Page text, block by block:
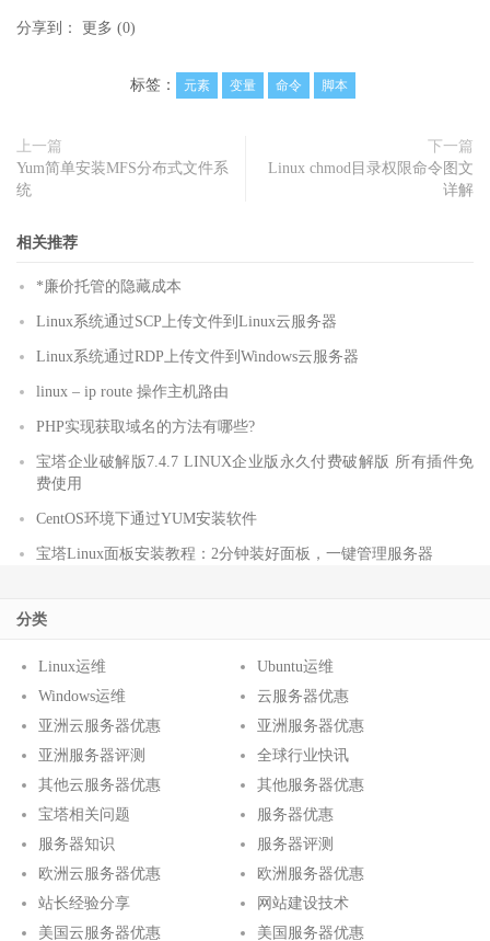
分享到： 更多 (0)
标签： 元素 变量 命令 脚本
上一篇
Yum简单安装MFS分布式文件系
统
下一篇
Linux chmod目录权限命令图文
详解
相关推荐
*廉价托管的隐藏成本
Linux系统通过SCP上传文件到Linux云服务器
Linux系统通过RDP上传文件到Windows云服务器
linux – ip route 操作主机路由
PHP实现获取域名的方法有哪些?
宝塔企业破解版7.4.7 LINUX企业版永久付费破解版 所有插件免
费使用
CentOS环境下通过YUM安装软件
宝塔Linux面板安装教程：2分钟装好面板，一键管理服务器
分类
Linux运维
Ubuntu运维
Windows运维
云服务器优惠
亚洲云服务器优惠
亚洲服务器优惠
亚洲服务器评测
全球行业快讯
其他云服务器优惠
其他服务器优惠
宝塔相关问题
服务器优惠
服务器知识
服务器评测
欧洲云服务器优惠
欧洲服务器优惠
站长经验分享
网站建设技术
美国云服务器优惠
美国服务器优惠